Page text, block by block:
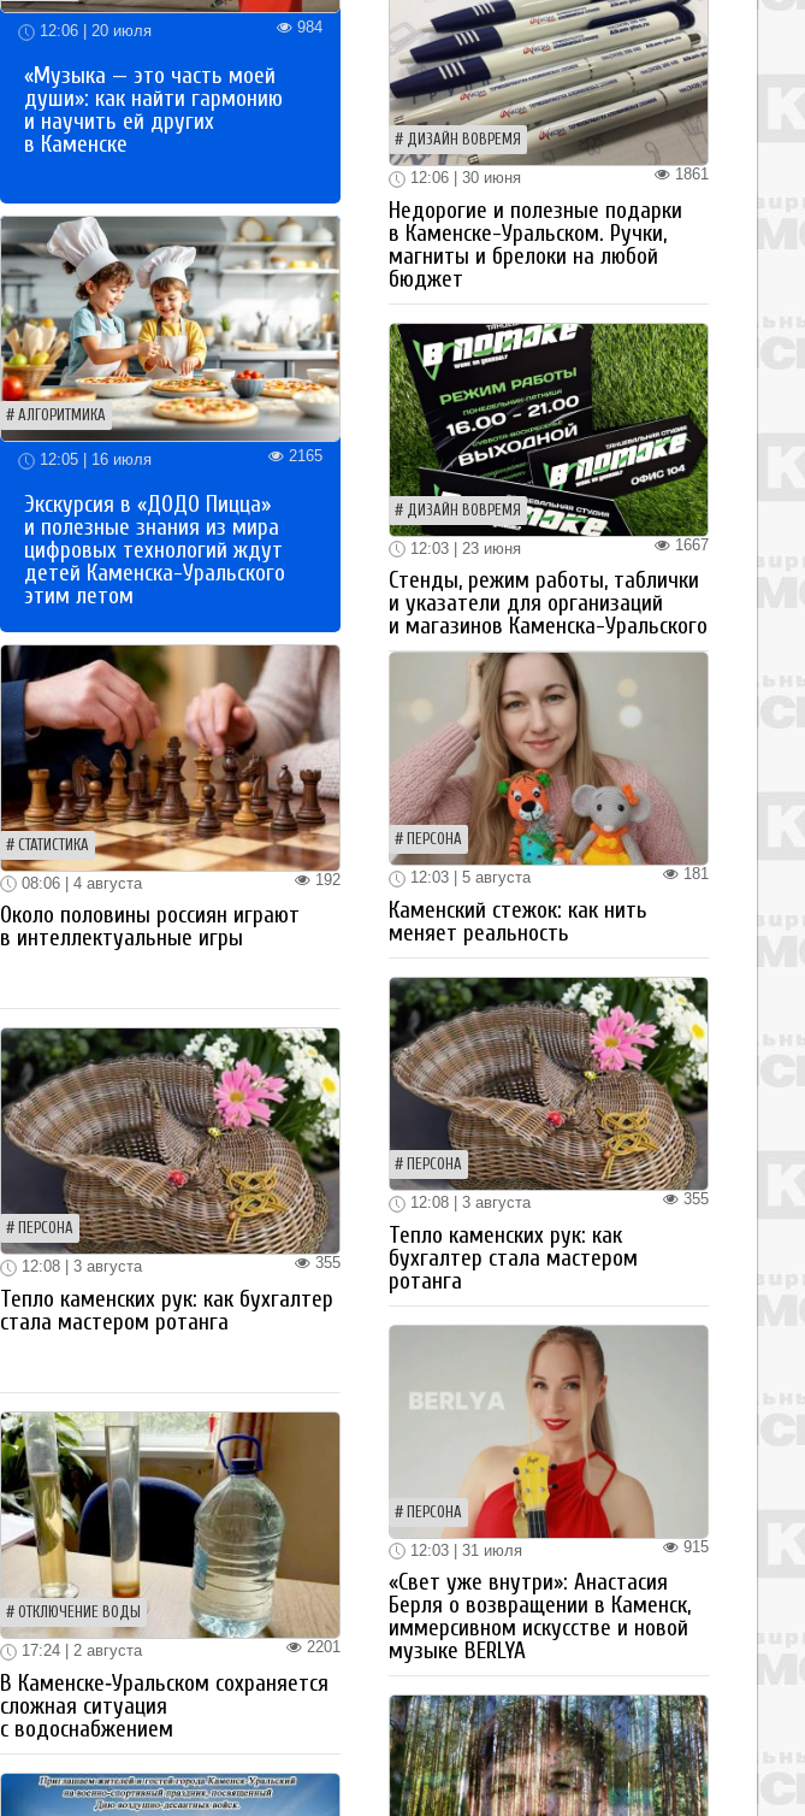
12:06 | 20 июля 984
«Музыка — это часть моей
души»: как найти гармонию
и научить ей других
в Каменске
АЛГОРИТМИКА
12:05 | 16 июля 2165
Экскурсия в «ДОДО Пицца»
и полезные знания из мира
цифровых технологий ждут
детей Каменска-Уральского
этим летом
СТАТИСТИКА
192
08:06 | 4 августа
Около половины россиян играют
в интеллектуальные игры
ПЕРСОНА
355
12:08 | 3 августа
Тепло каменских рук: как бухгалтер
стала мастером ротанга
ОТКЛЮЧЕНИЕ ВОДЫ
2201
17:24 | 2 августа
В Каменске‑Уральском сохраняется
сложная ситуация
с водоснабжением
ДИЗАЙН ВОВРЕМЯ
1861
12:06 | 30 июня
Недорогие и полезные подарки
в Каменске-Уральском. Ручки,
магниты и брелоки на любой
бюджет
ДИЗАЙН ВОВРЕМЯ
1667
12:03 | 23 июня
Стенды, режим работы, таблички
и указатели для организаций
и магазинов Каменска-Уральского
ПЕРСОНА
181
12:03 | 5 августа
Каменский стежок: как нить
меняет реальность
ПЕРСОНА
355
12:08 | 3 августа
Тепло каменских рук: как
бухгалтер стала мастером
ротанга
ПЕРСОНА
915
12:03 | 31 июля
«Свет уже внутри»: Анастасия
Берля о возвращении в Каменск,
иммерсивном искусстве и новой
музыке BERLYA